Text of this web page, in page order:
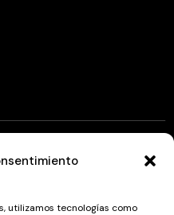
utilizamos tecnologías como